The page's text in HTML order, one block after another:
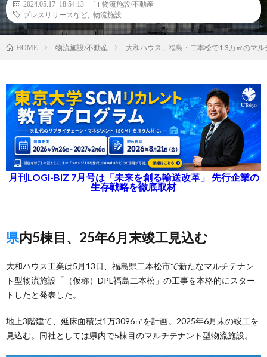
2024.05.17 18:54:13
物流施設/不動産
プレスリリースなど
物流施設
HOME 物流施設/不動産 大和ハウス、福島・二本松で1.3万㎡のマ
月刊LOGI-BIZ 7月号は「未来を創る輸送改革」 先行企業の
生存戦略を徹底取材
県内5棟目、25年6月末竣工見込む
大和ハウス工業は5月13日、福島県二本松市で新たなマルチテナン
ト型物流施設「（仮称）DPL福島二本松」の工事を本格的にスター
トしたと発表した。
地上3階建て、延床面積は1万3096㎡を計画。2025年6月末の竣工を
見込む。同社としては県内で5棟目のマルチテナント型物流施設。